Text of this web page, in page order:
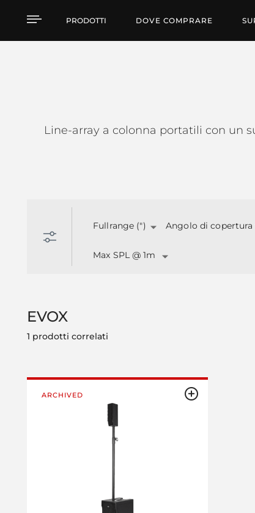
EVOX PRODOTTI DOVE COMPRARE
Line-array a colonna portatili con un
Fullrange (")
Max SPL @ 1m
EVOX
1 prodotti correlati
ARCHIVED